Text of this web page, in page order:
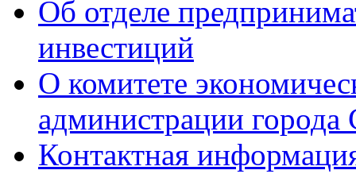
Об отделе
инвестиций
О комитете
администрации города
Контактная